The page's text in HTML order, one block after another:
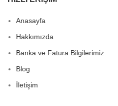
Anasayfa
Hakkımızda
Banka ve Fatura Bilgilerimiz
Blog
İletişim